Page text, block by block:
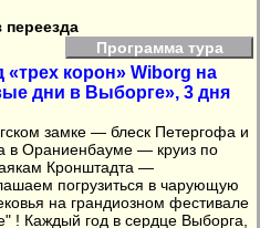
переезда
Программа тура
корон» Wiborg на
дни в Выборге», 3 дня
замке — блеск Петергофа и
в Ораниенбауме — круиз по
Кронштадта —
погрузиться в чарующую
на грандиозном фестивале
! Каждый год в сердце Выборга,